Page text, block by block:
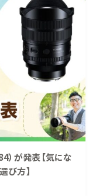
が発表【気にな
び方】